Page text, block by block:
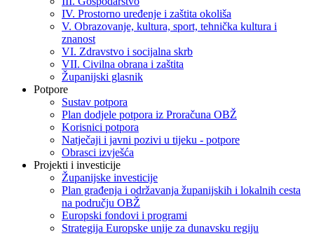
IV. Prostorno uređenje i zaštita okoliša
V. Obrazovanje, kultura, sport, tehnička kultura i
znanost
VI. Zdravstvo i socijalna skrb
VII. Civilna obrana i zaštita
Županijski glasnik
Potpore
Sustav potpora
Plan dodjele potpora iz Proračuna OBŽ
Korisnici potpora
Natječaji i javni pozivi u tijeku - potpore
Obrasci izvješća
Projekti i investicije
Županijske investicije
Plan građenja i održavanja županijskih i lokalnih cesta
na području OBŽ
Europski fondovi i programi
Strategija Europske unije za dunavsku regiju